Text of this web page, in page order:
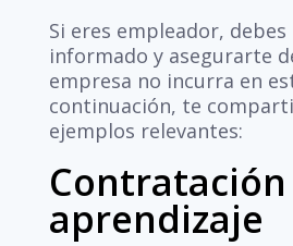
Si eres empleador,
informado y asegurarte
empresa no incurra en
continuación, te
ejemplos relevantes:
aprendizaje